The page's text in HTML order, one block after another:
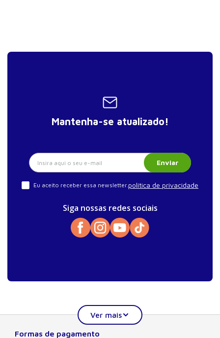
Mantenha-se atualizado!
Enviar
Eu aceito receber essa newsletter.política de privacidade
Siga nossas redes sociais
Formas de pagamento